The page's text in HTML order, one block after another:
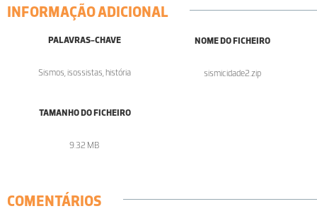
INFORMAÇÃO ADICIONAL
PALAVRAS-CHAVE
Sismos, isossistas, história
NOME DO FICHEIRO
sismicidade2.zip
TAMANHO DO FICHEIRO
9.32 MB
COMENTÁRIOS